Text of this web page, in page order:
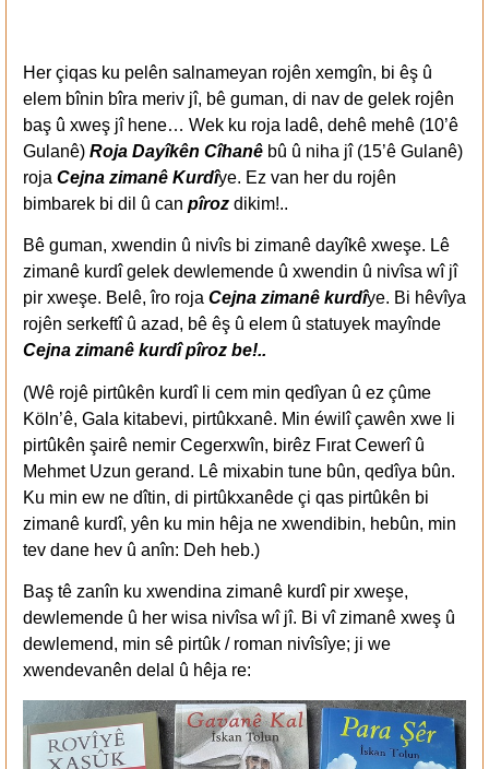
Her çiqas ku pelên salnameyan rojên xemgîn, bi êş û
elem bînin bîra meriv jî, bê guman, di nav de gelek rojên
baş û xweş jî hene… Wek ku roja ladê, dehê mehê (10’ê
Gulanê) Roja Dayîkên Cîhanê bû û niha jî (15’ê Gulanê)
roja Cejna zimanê Kurdîye. Ez van her du rojên
bimbarek bi dil û can pîroz dikim!..
Bê guman, xwendin û nivîs bi zimanê dayîkê xweşe. Lê
zimanê kurdî gelek dewlemende û xwendin û nivîsa wî jî
pir xweşe. Belê, îro roja Cejna zimanê kurdîye. Bi hêvîya
rojên serkeftî û azad, bê êş û elem û statuyek mayînde
Cejna zimanê kurdî pîroz be!..
(Wê rojê pirtûkên kurdî li cem min qedîyan û ez çûme
Köln’ê, Gala kitabevi, pirtûkxanê. Min éwilî çawên xwe li
pirtûkên şairê nemir Cegerxwîn, birêz Fırat Cewerî û
Mehmet Uzun gerand. Lê mixabin tune bûn, qedîya bûn.
Ku min ew ne dîtin, di pirtûkxanêde çi qas pirtûkên bi
zimanê kurdî, yên ku min hêja ne xwendibin, hebûn, min
tev dane hev û anîn: Deh heb.)
Baş tê zanîn ku xwendina zimanê kurdî pir xweşe,
dewlemende û her wisa nivîsa wî jî. Bi vî zimanê xweş û
dewlemend, min sê pirtûk / roman nivîsîye; ji we
xwendevanên delal û hêja re: